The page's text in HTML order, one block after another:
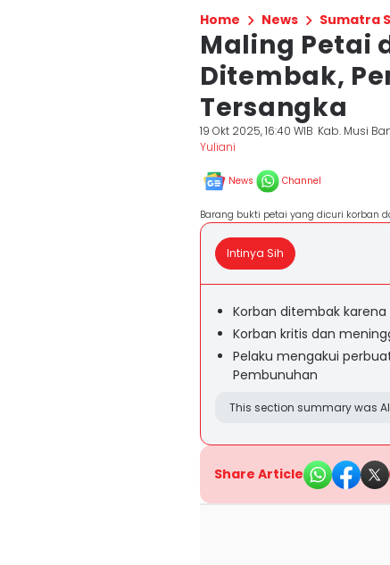
Home News Sumatra
Maling Petai
Ditembak,
Tersangka
19 Okt 2025, 16:40 WIB Kab. Musi
Yuliani
News Channel
Barang bukti petai yang dicuri korban
Intinya Sih
Korban ditembak
Korban kritis dan
Pelaku mengakui
Pembunuhan
This section summary was
Share Article